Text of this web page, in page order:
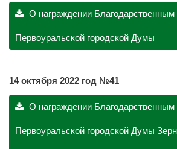
О награждении
Первоуральской городской Думы
14 октября 2022 год №41
О награждении
Первоуральской городской Думы